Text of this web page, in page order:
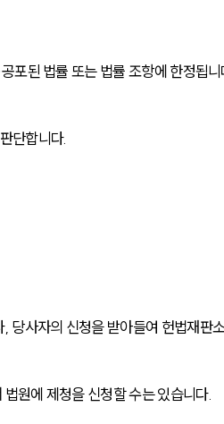
포된 법률 또는 법률 조항에 한정됩니
단합니다.
당사자의 신청을 받아들여 헌법재판
원에 제청을 신청할 수는 있습니다.